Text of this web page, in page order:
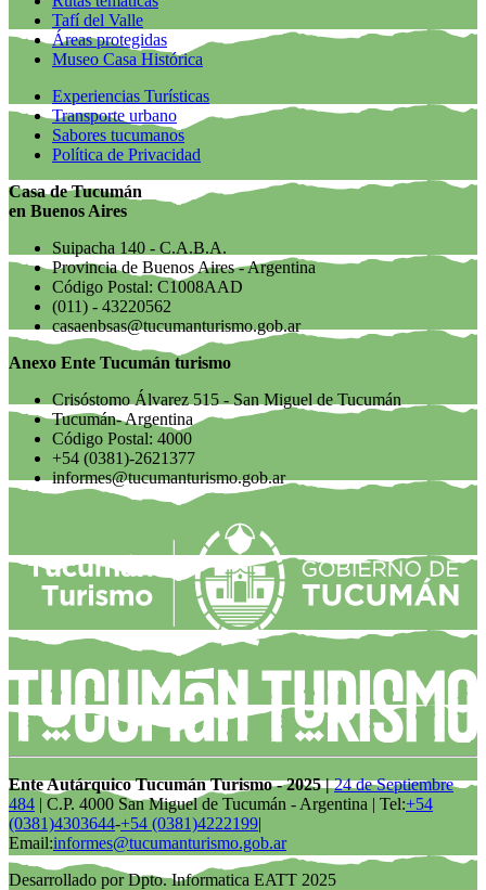
Tafí del Valle
Áreas protegidas
Museo Casa Histórica
Experiencias Turísticas
Transporte urbano
Sabores tucumanos
Política de Privacidad
Casa de Tucumán
en Buenos Aires
Suipacha 140 - C.A.B.A.
Provincia de Buenos Aires - Argentina
Código Postal: C1008AAD
(011) - 43220562
casaenbsas@tucumanturismo.gob.ar
Anexo Ente Tucumán turismo
Crisóstomo Álvarez 515 - San Miguel de Tucumán
Tucumán- Argentina
Código Postal: 4000
+54 (0381)-2621377
informes@tucumanturismo.gob.ar
Ente Autárquico Tucumán Turismo - 2025 |24 de Septiembre
484 | C.P. 4000 San Miguel de Tucumán - Argentina | Tel:+54
(0381)4303644-+54 (0381)4222199|
Email:informes@tucumanturismo.gob.ar
Desarrollado por Dpto. Informatica EATT 2025